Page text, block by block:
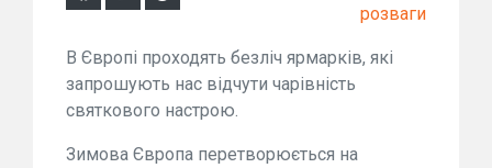
розваги
В Європі проходять безліч ярмарків, які
запрошують нас відчути чарівність
святкового настрою.
Зимова Європа перетворюється на